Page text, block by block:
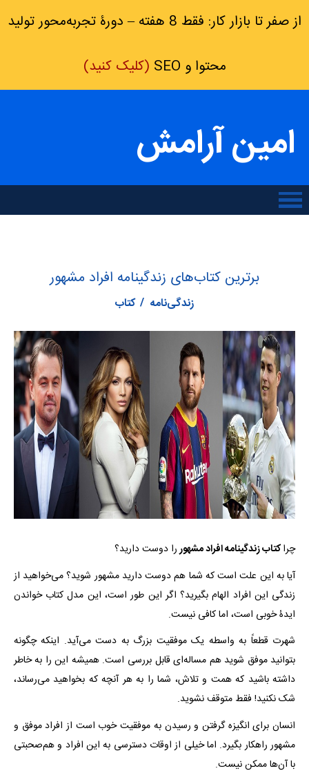
از صفر تا بازار کار: فقط 8 هفته – دورۀ تجربه‌محور تولید
محتوا و SEO (کلیک کنید)
امین آرامش
برترین کتاب‌های زندگینامه افراد مشهور
زندگی‌نامه کتاب
چراکتاب زندگینامه افراد مشهوررا دوست دارید؟
آیا به این علت است که شما هم دوست دارید مشهور شوید؟ می‌خواهید از
زندگی این افراد الهام بگیرید؟ اگر این طور است، این مدل کتاب خواندن
ایدۀ خوبی است، اما کافی نیست.
شهرت قطعاً به واسطه یک موفقیت بزرگ به دست می‌آید. اینکه چگونه
بتوانید موفق شوید هم مساله‌ای قابل بررسی است. همیشه این را به خاطر
داشته باشید که همت و تلاش، شما را به هر آنچه که بخواهید می‌رساند،
شک نکنید! فقط متوقف نشوید.
انسان برای انگیزه گرفتن و رسیدن به موفقیت خوب است از افراد موفق و
مشهور راهکار بگیرد. اما خیلی از اوقات دسترسی به این افراد و هم‌صحبتی
با آن‌ها ممکن نیست.